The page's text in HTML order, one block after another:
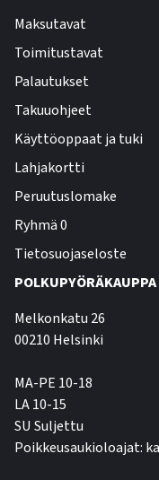
Maksutavat
Toimitustavat
Palautukset
Takuuohjeet
Käyttöoppaat ja tuki
Lahjakortti
Peruutuslomake
Ryhmä 0
Tietosuojaseloste
POLKUPYÖRÄKAUPPA
Melkonkatu 26
00210 Helsinki
MA-PE 10-18
LA 10-15
SU Suljettu
Poikkeusaukioloajat: